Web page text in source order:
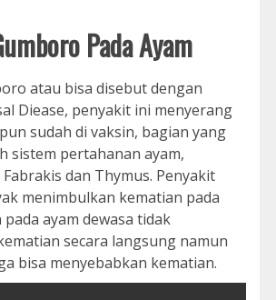
Pada Ayam
atau bisa disebut dengan
Diease, penyakit ini menyerang
sudah di vaksin, bagian yang
sistem pertahanan ayam,
dan Thymus. Penyakit
menimbulkan kematian pada
ayam dewasa tidak
secara langsung namun
bisa menyebabkan kematian.